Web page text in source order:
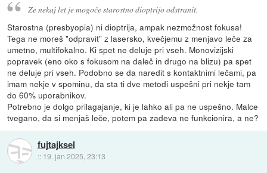
Ze nekaj let je mogoče starostno dioptrijo odstranit.
Starostna (presbyopia) ni dioptrija, ampak nezmožnost fokusa!
Tega ne moreš "odpravit" z lasersko, kvečjemu z menjavo leče za
umetno, multifokalno. Ki spet ne deluje pri vseh. Monovizijski
popravek (eno oko s fokusom na daleč in drugo na blizu) pa spet
ne deluje pri vseh. Podobno se da naredit s kontaktnimi lečami, pa
imam nekje v spominu, da sta ti dve metodi uspešni pri nekje tam
do 60% uporabnikov.
Potrebno je dolgo prilagajanje, ki je lahko ali pa ne uspešno. Malce
tvegano, da si menjaš leče, potem pa zadeva ne funkcionira, a ne?
fujtajksel
:: 19. jan 2025, 23:13